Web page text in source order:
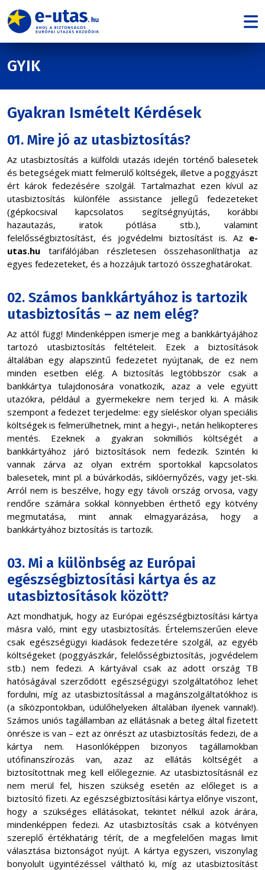
GYIK
Gyakran Ismételt Kérdések
01. Mire jó az utasbiztosítás?
Az utasbiztosítás a külföldi utazás idején történő balesetek
és betegségek miatt felmerülő költségek, illetve a poggyászt
ért károk fedezésére szolgál. Tartalmazhat ezen kívül az
utasbiztosítás különféle assistance jellegű fedezeteket
(gépkocsival kapcsolatos segítségnyújtás, korábbi
hazautazás, iratok pótlása stb.), valamint
felelősségbiztosítást, és jogvédelmi biztosítást is. Az e-
utas.hu tarifálójában részletesen összehasonlíthatja az
egyes fedezeteket, és a hozzájuk tartozó összeghatárokat.
02. Számos bankkártyához is tartozik
utasbiztosítás – az nem elég?
Az attól függ! Mindenképpen ismerje meg a bankkártyájához
tartozó utasbiztosítás feltételeit. Ezek a biztosítások
általában egy alapszintű fedezetet nyújtanak, de ez nem
minden esetben elég. A biztosítás legtöbbször csak a
bankkártya tulajdonosára vonatkozik, azaz a vele együtt
utazókra, például a gyermekekre nem terjed ki. A másik
szempont a fedezet terjedelme: egy síeléskor olyan speciális
költségek is felmerülhetnek, mint a hegyi-, netán helikopteres
mentés. Ezeknek a gyakran sokmilliós költségét a
bankkártyához járó biztosítások nem fedezik. Szintén ki
vannak zárva az olyan extrém sportokkal kapcsolatos
balesetek, mint pl. a búvárkodás, siklóernyőzés, vagy jet-ski.
Arról nem is beszélve, hogy egy távoli ország orvosa, vagy
rendőre számára sokkal könnyebben érthető egy kötvény
megmutatása, mint annak elmagyarázása, hogy a
bankkártyához biztosítás is tartozik.
03. Mi a különbség az Európai
egészségbiztosítási kártya és az
utasbiztosítások között?
Azt mondhatjuk, hogy az Európai egészségbiztosítási kártya
másra való, mint egy utasbiztosítás. Értelemszerűen eleve
csak egészségügyi kiadások fedezetére szolgál, az egyéb
költségeket (poggyászkár, felelősségbiztosítás, jogvédelem
stb.) nem fedezi. A kártyával csak az adott ország TB
hatóságával szerződött egészségügyi szolgáltatóhoz lehet
fordulni, míg az utasbiztosítással a magánszolgáltatókhoz is
(a síközpontokban, üdülőhelyeken általában ilyenek vannak!).
Számos uniós tagállamban az ellátásnak a beteg által fizetett
önrésze is van – ezt az önrészt az utasbiztosítás fedezi, de a
kártya nem. Hasonlóképpen bizonyos tagállamokban
utófinanszírozás van, azaz az ellátás költségét a
biztosítottnak meg kell előlegeznie. Az utasbiztosításnál ez
nem merül fel, hiszen szükség esetén az előleget is a
biztosító fizeti. Az egészségbiztosítási kártya előnye viszont,
hogy a szükséges ellátásokat, tekintet nélkül azok árára,
mindenképpen fedezi. Az utasbiztosítás csak a kötvényen
szereplő értékhatárig térít, de a megfelelően magas limit
választása biztonságot nyújt. A kártya egyszeri, viszonylag
bonyolult ügyintézéssel váltható ki, míg az utasbiztosítást